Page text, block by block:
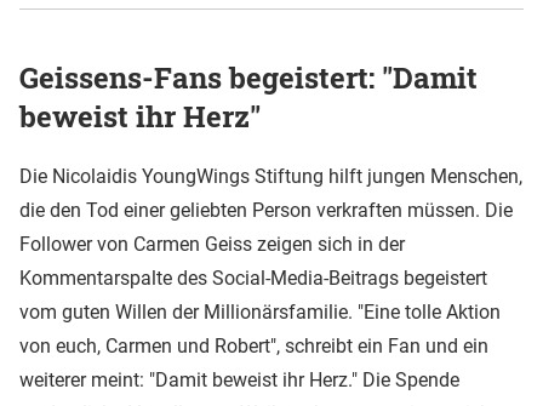
Geissens-Fans begeistert: "Damit
beweist ihr Herz"
Die Nicolaidis YoungWings Stiftung hilft jungen Menschen,
die den Tod einer geliebten Person verkraften müssen. Die
Follower von Carmen Geiss zeigen sich in der
Kommentarspalte des Social-Media-Beitrags begeistert
vom guten Willen der Millionärsfamilie. "Eine tolle Aktion
von euch, Carmen und Robert", schreibt ein Fan und ein
weiterer meint: "Damit beweist ihr Herz." Die Spende